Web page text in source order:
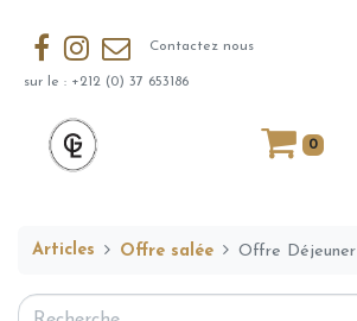
Contactez nous
sur le : +212 (0) 37 653186
0
Articles Offre salée Offre Déjeuner